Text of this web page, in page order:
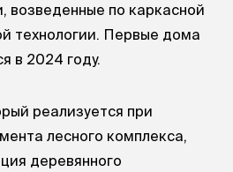
возведенные по каркасной
технологии. Первые дома
в 2024 году.
реализуется при
лесного комплекса,
деревянного